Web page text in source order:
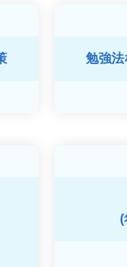
勉強